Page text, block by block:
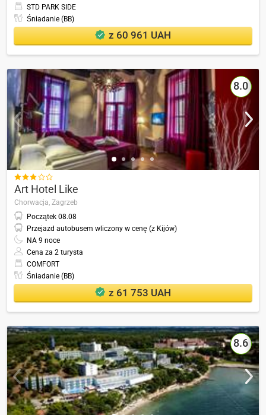
STD PARK SIDE
Śniadanie (BB)
z 60 961 UAH
8.0

Art Hotel Like
Chorwacja, Zagrzeb
Początek 08.08
Przejazd autobusem wliczony w cenę (z Kijów)
NA 9 noce
Cena za 2 turysta
COMFORT
Śniadanie (BB)
z 61 753 UAH
8.6